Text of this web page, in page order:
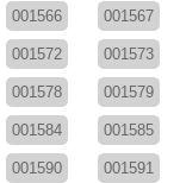
001566 001567
001572 001573
001578 001579
001584 001585
001590 001591